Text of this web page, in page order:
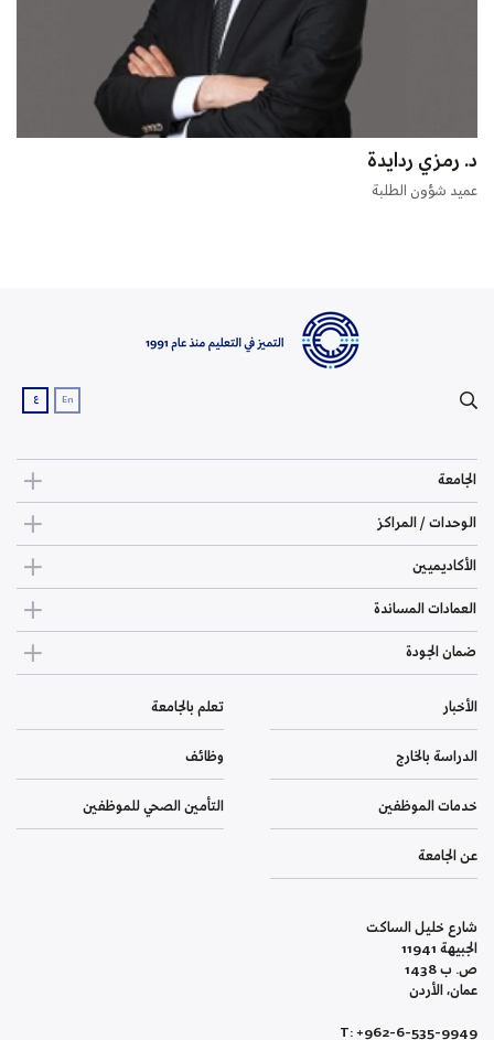
د. رمزي ردايدة
عميد شؤون الطلبة
En ع
الجامعة
الوحدات / المراكز
الأكاديميين
العمادات المساندة
ضمان الجودة
الأخبار تعلم بالجامعة
الدراسة بالخارج وظائف
خدمات الموظفين التأمين الصحي للموظفين
عن الجامعة
شارع خليل الساكت
الجبيهة 11941
ص. ب 1438
عمان، الأردن
T: +962-6-535-9949